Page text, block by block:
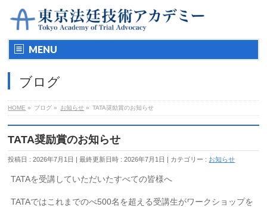
MENU
ブログ
HOME » ブログ » お知らせ » TATA奨励賞のお知らせ
TATA奨励賞のお知らせ
投稿日 : 2026年7月1日 最終更新日時 : 2026年7月1日 カテゴリー : お知らせ
TATAを受講していただいたすべての皆様へ
TATAではこれまでのべ500名を超える受講生がワークショップを